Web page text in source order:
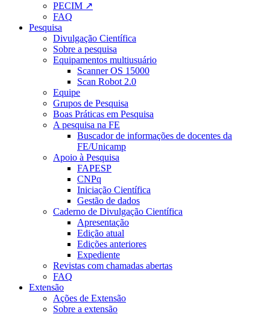
PECIM ↗
FAQ
Pesquisa
Divulgação Científica
Sobre a pesquisa
Equipamentos multiusuário
Scanner OS 15000
Scan Robot 2.0
Equipe
Grupos de Pesquisa
Boas Práticas em Pesquisa
A pesquisa na FE
Buscador de informações de docentes da
FE/Unicamp
Apoio à Pesquisa
FAPESP
CNPq
Iniciação Científica
Gestão de dados
Caderno de Divulgação Científica
Apresentação
Edição atual
Edições anteriores
Expediente
Revistas com chamadas abertas
FAQ
Extensão
Ações de Extensão
Sobre a extensão